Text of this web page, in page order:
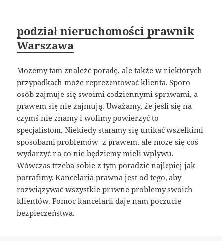
podział nieruchomości prawnik
Warszawa
Mozemy tam znaleźć poradę, ale także w niektórych
przypadkach może reprezentować klienta. Sporo
osób zajmuje się swoimi codziennymi sprawami, a
prawem się nie zajmują. Uważamy, że jeśli się na
czymś nie znamy i wolimy powierzyć to
specjalistom. Niekiedy staramy się unikać wszelkimi
sposobami problemów z prawem, ale może się coś
wydarzyć na co nie będziemy mieli wpływu.
Wówczas trzeba sobie z tym poradzić najlepiej jak
potrafimy. Kancelaria prawna jest od tego, aby
rozwiązywać wszystkie prawne problemy swoich
klientów. Pomoc kancelarii daje nam poczucie
bezpieczeństwa.